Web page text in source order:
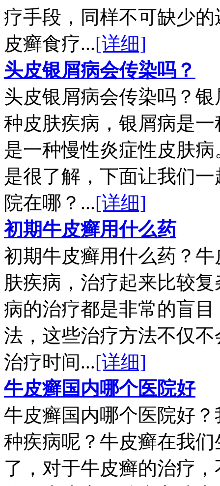
疗手段，同样不可缺少
皮癣食疗...[详细]
头皮银屑病会传染吗？
头皮银屑病会传染吗？
种皮肤疾病，银屑病是
是一种慢性炎症性皮肤
是很了解，下面让我们
院在哪？...[详细]
初期牛皮癣用什么药
初期牛皮癣用什么药？
肤疾病，治疗起来比较
病的治疗都是非常的盲
法，这些治疗方法不仅
治疗时间...[详细]
牛皮癣国内哪个医院好
牛皮癣国内哪个医院好
种疾病呢？牛皮癣在我
了，对于牛皮癣的治疗